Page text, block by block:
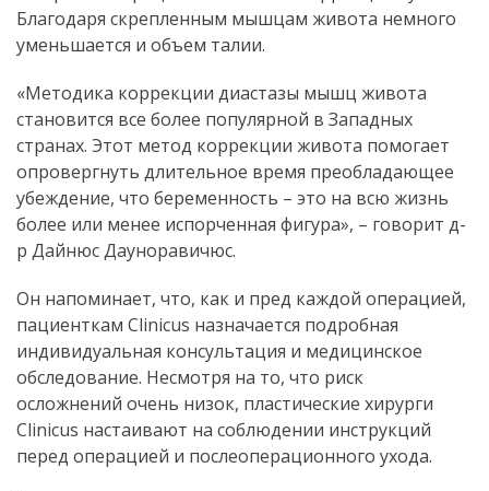
Благодаря скрепленным мышцам живота немного
уменьшается и объем талии.
«Методика коррекции диастазы мышц живота
становится все более популярной в Западных
странах. Этот метод коррекции живота помогает
опровергнуть длительное время преобладающее
убеждение, что беременность – это на всю жизнь
более или менее испорченная фигура», – говорит д-
р Дайнюс Дауноравичюс.
Он напоминает, что, как и пред каждой операцией,
пациенткам Clinicus назначается подробная
индивидуальная консультация и медицинское
обследование. Несмотря на то, что риск
осложнений очень низок, пластические хирурги
Clinicus настаивают на соблюдении инструкций
перед операцией и послеоперационного ухода.